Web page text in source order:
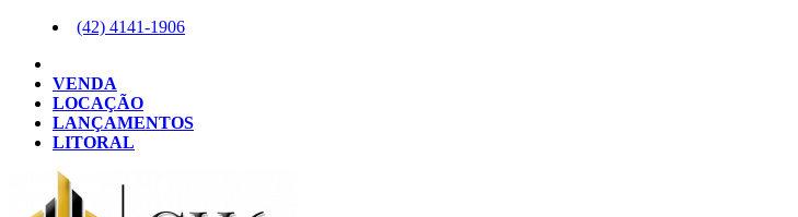
(42) 4141-1906
VENDA
LOCAÇÃO
LANÇAMENTOS
LITORAL